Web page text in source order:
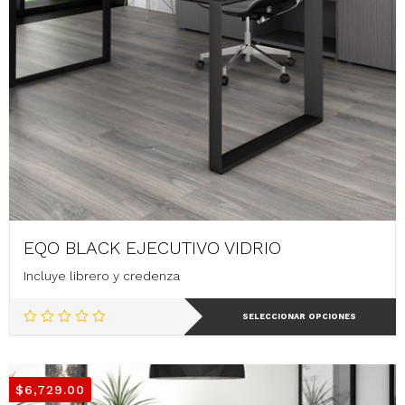
EQO BLACK EJECUTIVO VIDRIO
Incluye librero y credenza
SELECCIONAR OPCIONES
Este
producto
múltiples
variantes.
$6,729.00